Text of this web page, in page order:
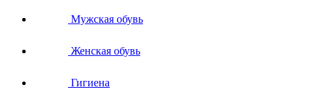
Мужская обувь
Женская обувь
Гигиена